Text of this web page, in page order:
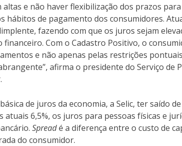
e não haver flexibilização dos prazos
hábitos de pagamento dos consumidores.
fazendo com que os juros sejam
Com o Cadastro Positivo, o
e não apenas pelas restrições
afirma o presidente do Serviço de
de juros da economia, a Selic, ter saído
6,5%, os juros para pessoas físicas e
Spreadé a diferença entre o custo de
do consumidor.